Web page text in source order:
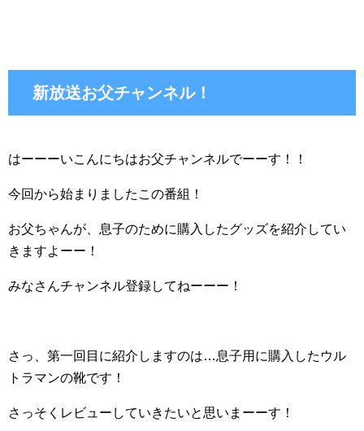
新放送お父チャンネル！
はーーーいこんにちはお父チャンネルでーーす！！
今回から始まりましたこの番組！
お父ちゃんが、息子のために購入したグッズを紹介してい
きますよーー！
みなさんチャンネル登録してねーーー！
さっ、第一回目に紹介しますのは…息子用に購入したウル
トラマンの靴です！
さっそくレビューしていきたいと思いまーーす！